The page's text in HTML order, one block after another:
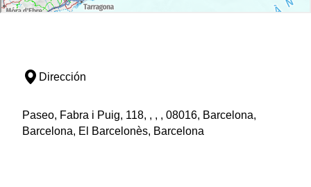
Dirección
Paseo, Fabra i Puig, 118, , , , 08016, Barcelona,
Barcelona, El Barcelonès, Barcelona